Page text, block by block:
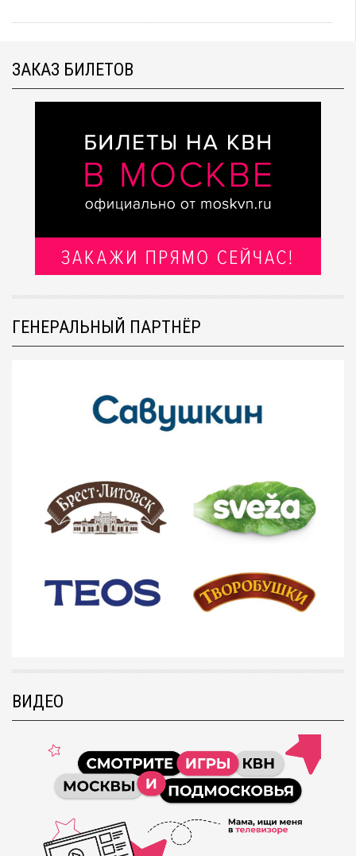
ЗАКАЗ БИЛЕТОВ
ГЕНЕРАЛЬНЫЙ ПАРТНЁР
ВИДЕО